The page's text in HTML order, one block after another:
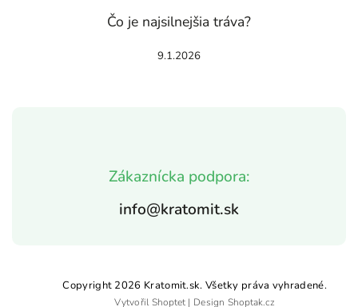
Zákaznícka podpora:
info@kratomit.sk
Čo je najsilnejšia tráva?
9.1.2026
Copyright 2026 Kratomit.sk. Všetky práva vyhradené.
VytvořilShoptet | Design Shoptak.cz